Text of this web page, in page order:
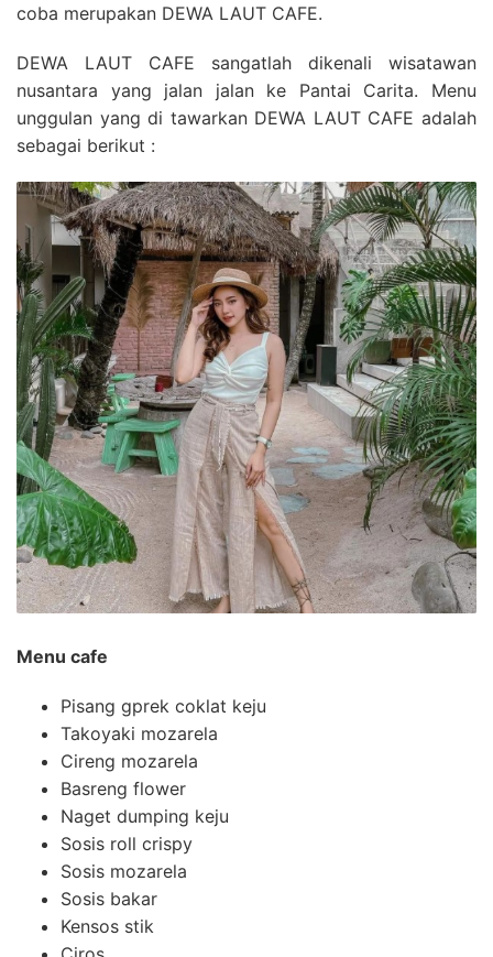
coba merupakan DEWA LAUT CAFE.
DEWA LAUT CAFE sangatlah dikenali wisatawan
nusantara yang jalan jalan ke Pantai Carita. Menu
unggulan yang di tawarkan DEWA LAUT CAFE adalah
sebagai berikut :
Menu cafe
Pisang gprek coklat keju
Takoyaki mozarela
Cireng mozarela
Basreng flower
Naget dumping keju
Sosis roll crispy
Sosis mozarela
Sosis bakar
Kensos stik